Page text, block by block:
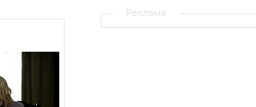
Реклама